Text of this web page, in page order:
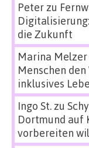
Peterzu
die Zukunft
Marina Melzer
Menschen
inklusives
Ingo St.zu
Dortmund auf
vorbereiten